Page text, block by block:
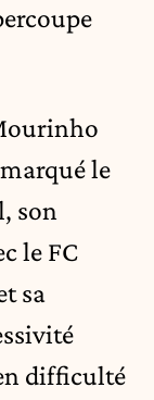
le
son
le FC
sa
difficulté